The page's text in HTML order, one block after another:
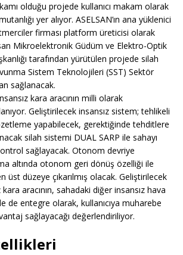
olduğu projede kullanıcı makam olarak
yer alıyor. ASELSAN’ın ana yüklenici
firması platform üreticisi olarak
Mikroelektronik Güdüm ve Elektro-Optik
tarafından yürütülen projede silah
Sistem Teknolojileri (SST) Sektör
sağlanacak.
kara aracının milli olarak
Geliştirilecek insansız sistem; tehlikeli
yapabilecek, gerektiğinde tehditlere
silah sistemi DUAL SARP ile sahayı
sağlayacak. Otonom devriye
altında otonom geri dönüş özelliği ile
üst düzeye çıkarılmış olacak. Geliştirilecek
kara aracının, sahadaki diğer insansız hava
de entegre olarak, kullanıcıya muharebe
sağlayacağı değerlendiriliyor.